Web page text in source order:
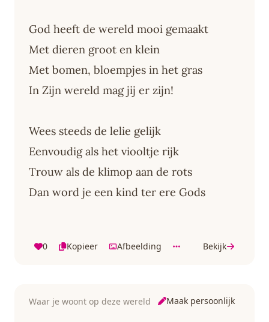
God heeft de wereld mooi gemaakt
Met dieren groot en klein
Met bomen, bloempjes in het gras
In Zijn wereld mag jij er zijn!
Wees steeds de lelie gelijk
Eenvoudig als het viooltje rijk
Trouw als de klimop aan de rots
Dan word je een kind ter ere Gods
0 Kopieer Afbeelding Bekijk
Waar je woont op deze wereld Maak persoonlijk